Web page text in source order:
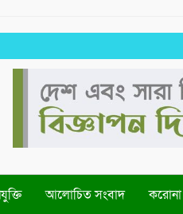
আলোচিত সংবাদ